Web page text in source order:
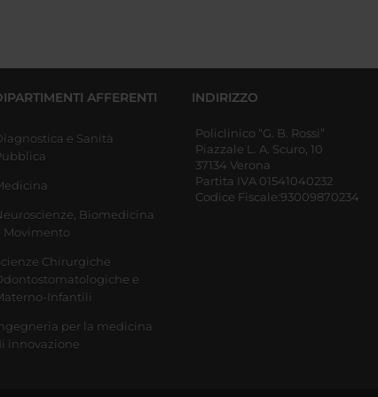
AFFERENTI
e Sanità
Biomedicina
Movimento
Chirurgiche
e
Infantili
per la medicina
innovazione
INDIRIZZO
Policlinico “G. B. Rossi”
Piazzale L. A. Scuro, 10
37134 Verona
Partita IVA 01541040232
Codice Fiscale:93009870234